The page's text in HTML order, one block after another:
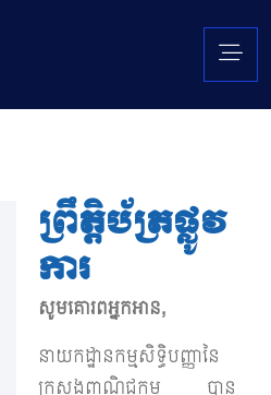
ព្រឹត្តិប័ត្រផ្លូវ
ការ
សូមគោរពអ្នកអាន,
នាយកដ្ឋានកម្មសិទ្ធិបញ្ញានៃ
ក្រសួងពាណិជ្ជកម្ម បាន